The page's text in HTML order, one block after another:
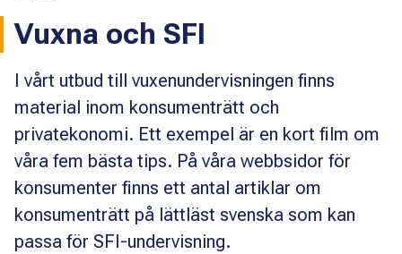
Vuxna och SFI
I vårt utbud till vuxenundervisningen finns
material inom konsumenträtt och
privatekonomi. Ett exempel är en kort film om
våra fem bästa tips. På våra webbsidor för
konsumenter finns ett antal artiklar om
konsumenträtt på lättläst svenska som kan
passa för SFI-undervisning.